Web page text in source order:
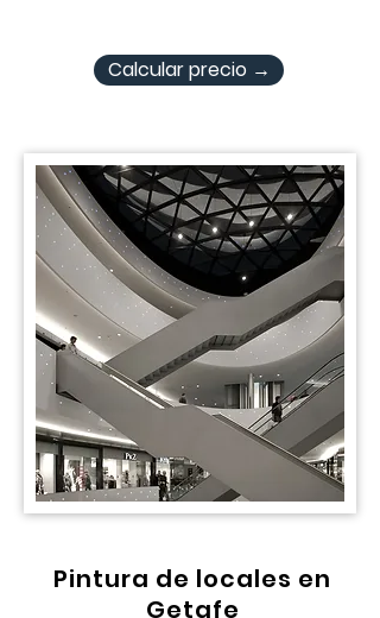
Calcular precio →
Pintura de locales en
Getafe